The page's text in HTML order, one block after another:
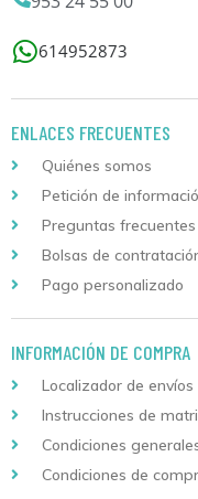
614952873
ENLACES FRECUENTES
Quiénes somos
Petición de
Preguntas frecuentes
Bolsas de
Pago personalizado
INFORMACIÓN DE COMPRA
Localizador de envíos
Instrucciones de
Condiciones
Condiciones de